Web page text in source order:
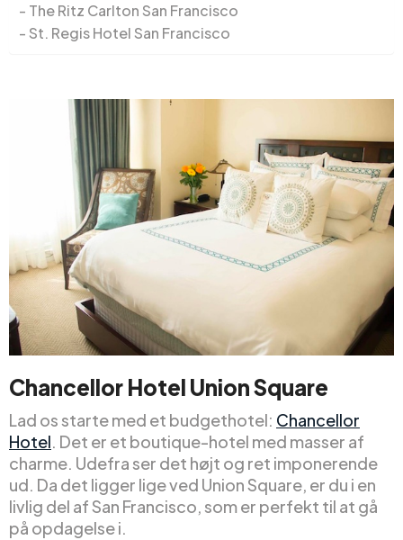
The Ritz Carlton San Francisco
St. Regis Hotel San Francisco
Chancellor Hotel Union Square
Lad os starte med et budgethotel: Chancellor
Hotel. Det er et boutique-hotel med masser af
charme. Udefra ser det højt og ret imponerende
ud. Da det ligger lige ved Union Square, er du i en
livlig del af San Francisco, som er perfekt til at gå
på opdagelse i.